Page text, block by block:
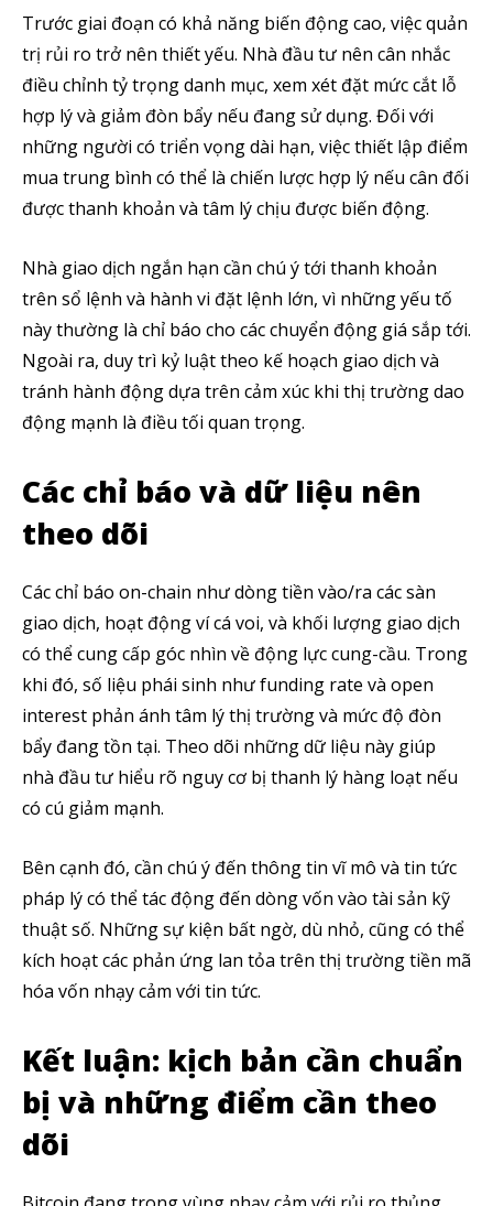
thị trường tài chính.
SUBSCRIBE
Tôi đã đọc và chấp nhận với Privacy Policy.
Theo Dõi Chúng Tôi
5,320
Fans
2,500
Followers
58,000
Subscribers
Trước giai đoạn có khả năng biến động cao, việc quản
trị rủi ro trở nên thiết yếu. Nhà đầu tư nên cân nhắc
điều chỉnh tỷ trọng danh mục, xem xét đặt mức cắt lỗ
hợp lý và giảm đòn bẩy nếu đang sử dụng. Đối với
những người có triển vọng dài hạn, việc thiết lập điểm
mua trung bình có thể là chiến lược hợp lý nếu cân đối
được thanh khoản và tâm lý chịu được biến động.
Nhà giao dịch ngắn hạn cần chú ý tới thanh khoản
trên sổ lệnh và hành vi đặt lệnh lớn, vì những yếu tố
này thường là chỉ báo cho các chuyển động giá sắp tới.
Ngoài ra, duy trì kỷ luật theo kế hoạch giao dịch và
tránh hành động dựa trên cảm xúc khi thị trường dao
động mạnh là điều tối quan trọng.
Các chỉ báo và dữ liệu nên
theo dõi
Các chỉ báo on-chain như dòng tiền vào/ra các sàn
giao dịch, hoạt động ví cá voi, và khối lượng giao dịch
có thể cung cấp góc nhìn về động lực cung-cầu. Trong
khi đó, số liệu phái sinh như funding rate và open
interest phản ánh tâm lý thị trường và mức độ đòn
bẩy đang tồn tại. Theo dõi những dữ liệu này giúp
nhà đầu tư hiểu rõ nguy cơ bị thanh lý hàng loạt nếu
có cú giảm mạnh.
Bên cạnh đó, cần chú ý đến thông tin vĩ mô và tin tức
pháp lý có thể tác động đến dòng vốn vào tài sản kỹ
thuật số. Những sự kiện bất ngờ, dù nhỏ, cũng có thể
kích hoạt các phản ứng lan tỏa trên thị trường tiền mã
hóa vốn nhạy cảm với tin tức.
Kết luận: kịch bản cần chuẩn
bị và những điểm cần theo
dõi